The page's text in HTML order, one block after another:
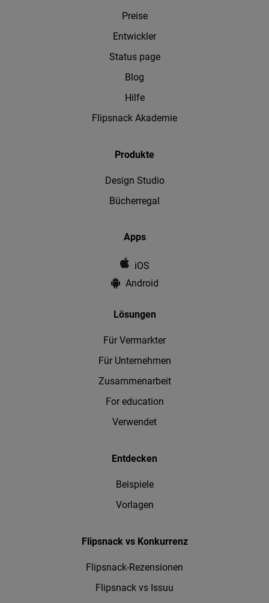
Preise
Entwickler
Status page
Blog
Hilfe
Flipsnack Akademie
Produkte
Design Studio
Bücherregal
Apps
iOS
Android
Lösungen
Für Vermarkter
Für Unternehmen
Zusammenarbeit
For education
Verwendet
Entdecken
Beispiele
Vorlagen
Flipsnack vs Konkurrenz
Flipsnack-Rezensionen
Flipsnack vs Issuu